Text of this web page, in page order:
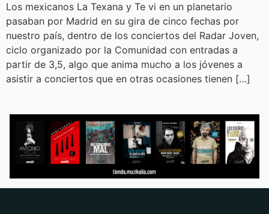
Los mexicanos La Texana y Te vi en un planetario
pasaban por Madrid en su gira de cinco fechas por
nuestro país, dentro de los conciertos del Radar Joven,
ciclo organizado por la Comunidad con entradas a
partir de 3,5, algo que anima mucho a los jóvenes a
asistir a conciertos que en otras ocasiones tienen […]